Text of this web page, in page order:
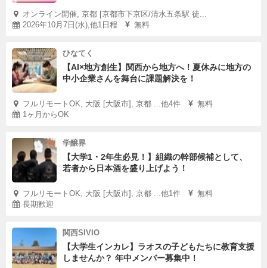
オンライン開催, 京都 [京都市下京区/清水五条駅 徒...
2026年10月7日(水),他1日程
無料
ひなてく
【AI×地方創生】関西から地方へ！夏休みに地方の
中小企業さんを舞台に課題解決を！
フルリモートOK, 大阪 [大阪市], 京都 ...他4件
無料
1ヶ月からOK
学醸界
【大学1・2年生必見！】組織の幹部候補として、
若者から日本酒を盛り上げよう！
フルリモートOK, 大阪 [大阪市], 京都 ...他1件
無料
長期歓迎
関西SIVIO
【大学生インカレ】ラオスの子どもたちに教育支援
しませんか？ 年中メンバー募集中！